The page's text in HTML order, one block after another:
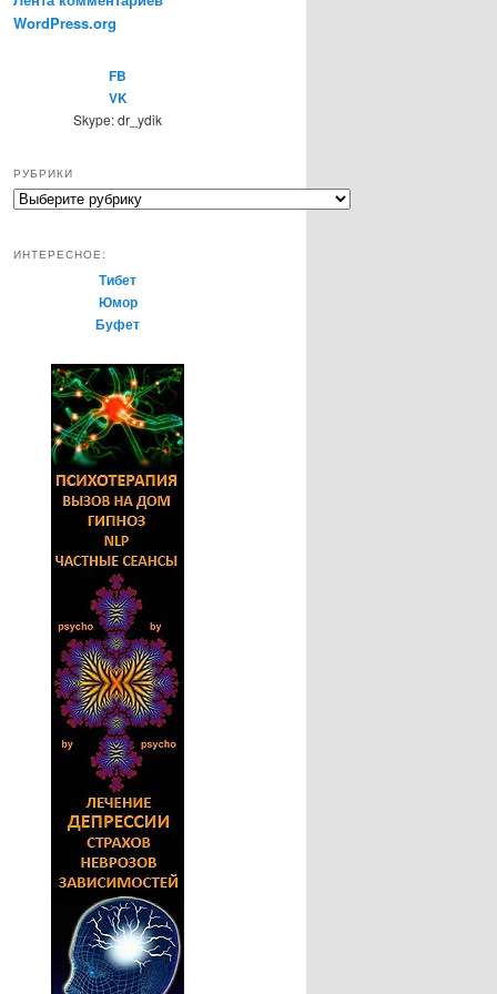
WordPress.org
FB
VK
Skype: dr_ydik
РУБРИКИ
Р
р
ИНТЕРЕСНОЕ:
Тибет
Юмор
Буфет